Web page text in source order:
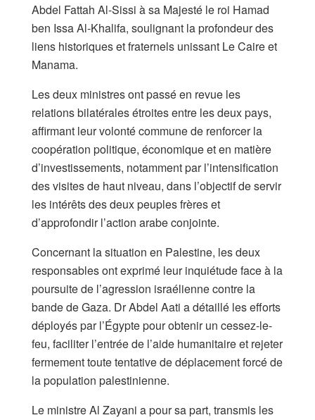
Abdel Fattah Al-Sissi à sa Majesté le roi Hamad
ben Issa Al-Khalifa, soulignant la profondeur des
liens historiques et fraternels unissant Le Caire et
Manama.
Les deux ministres ont passé en revue les
relations bilatérales étroites entre les deux pays,
affirmant leur volonté commune de renforcer la
coopération politique, économique et en matière
d’investissements, notamment par l’intensification
des visites de haut niveau, dans l’objectif de servir
les intérêts des deux peuples frères et
d’approfondir l’action arabe conjointe.
Concernant la situation en Palestine, les deux
responsables ont exprimé leur inquiétude face à la
poursuite de l’agression israélienne contre la
bande de Gaza. Dr Abdel Aati a détaillé les efforts
déployés par l’Égypte pour obtenir un cessez-le-
feu, faciliter l’entrée de l’aide humanitaire et rejeter
fermement toute tentative de déplacement forcé de
la population palestinienne.
Le ministre Al Zayani a pour sa part, transmis les